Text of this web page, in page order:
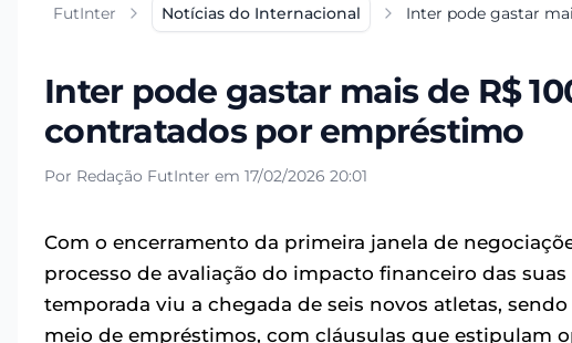
FutInter Notícias do Internacional Inter pode gastar
Inter pode gastar mais de R$
contratados por empréstimo
Por Redação FutInter em 17/02/2026 20:01
Com o encerramento da primeira janela de
processo de avaliação do impacto financeiro das
temporada viu a chegada de seis novos atletas,
meio de empréstimos, com cláusulas que estipulam